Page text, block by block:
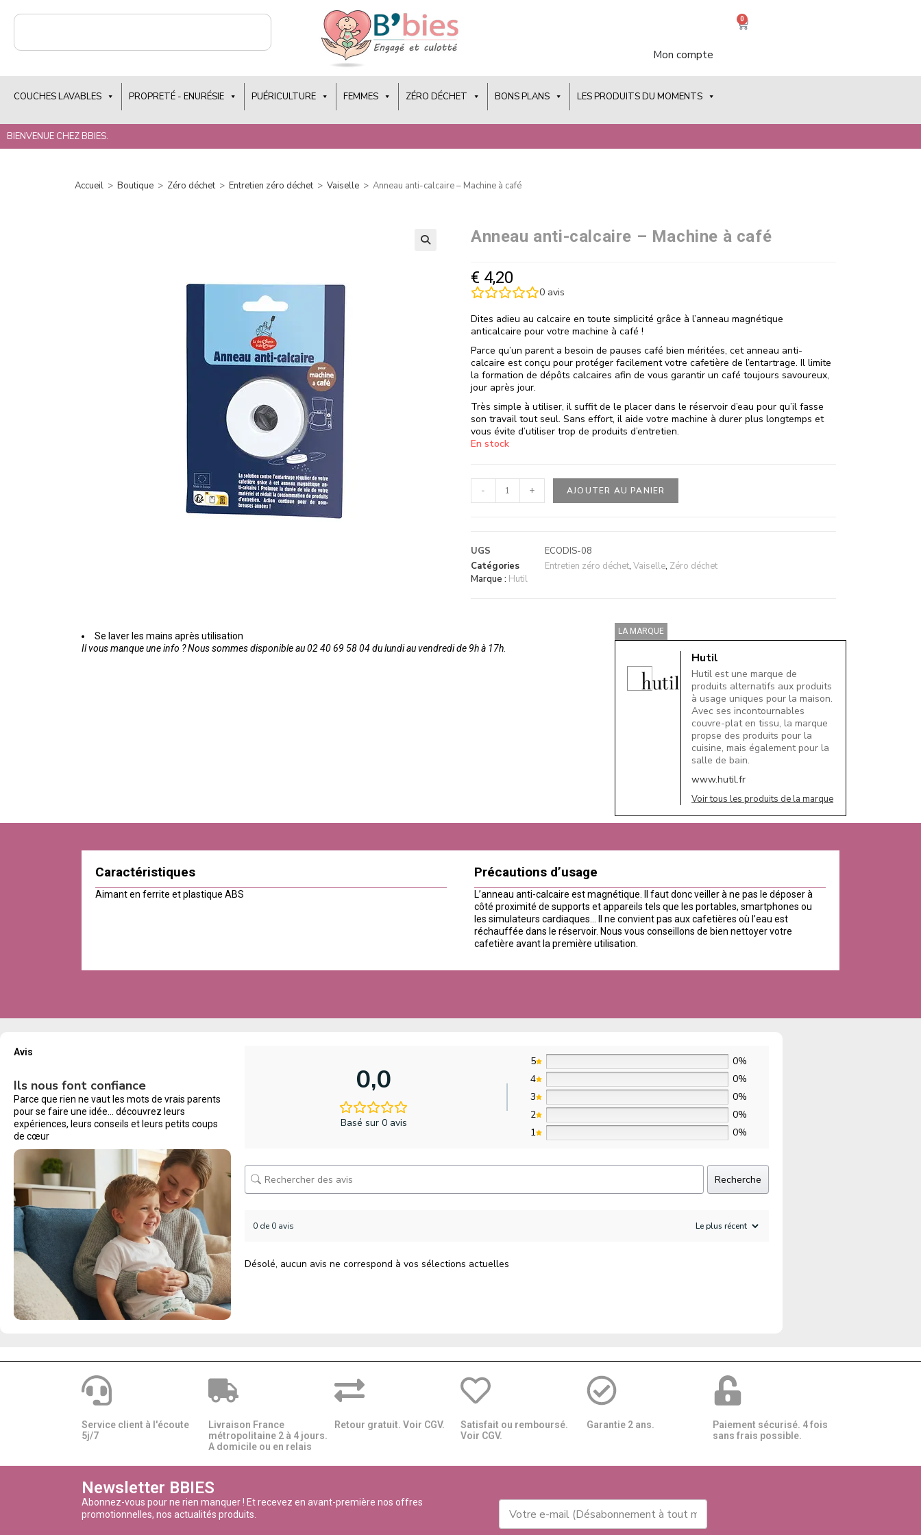
Mon compte
0
COUCHES LAVABLES PROPRETÉ - ENURÉSIE PUÉRICULTURE FEMMES ZÉRO DÉCHET BONS PLANS LES PRODUITS DU MOMENTS
BIENVENUE CHEZ BBIES.
Accueil > Boutique > Zéro déchet > Entretien zéro déchet > Vaiselle > Anneau anti-calcaire – Machine à café
Anneau anti-calcaire – Machine à café
€ 4,20
0avis
Dites adieu au calcaire en toute simplicité grâce à l’anneau magnétique
anticalcaire pour votre machine à café !
Parce qu’un parent a besoin de pauses café bien méritées, cet anneau anti-
calcaire est conçu pour protéger facilement votre cafetière de l’entartrage. Il limite
la formation de dépôts calcaires afin de vous garantir un café toujours savoureux,
jour après jour.
Très simple à utiliser, il suffit de le placer dans le réservoir d’eau pour qu’il fasse
son travail tout seul. Sans effort, il aide votre machine à durer plus longtemps et
vous évite d’utiliser trop de produits d’entretien.
En stock
- + AJOUTER AU PANIER
UGS
ECODIS-08
Catégories
Entretien zéro déchet, Vaiselle, Zéro déchet
Marque : Hutil
Se laver les mains après utilisation
Il vous manque une info ? Nous sommes disponible au 02 40 69 58 04 du lundi au vendredi de 9h à 17h.
LA MARQUE
Hutil
Hutil est une marque de
produits alternatifs aux produits
à usage uniques pour la maison.
Avec ses incontournables
couvre-plat en tissu, la marque
propse des produits pour la
cuisine, mais également pour la
salle de bain.
www.hutil.fr
Voir tous les produits de la marque
Caractéristiques
Aimant en ferrite et plastique ABS
Précautions d’usage
L’anneau anti-calcaire est magnétique. Il faut donc veiller à ne pas le déposer à
côté proximité de supports et appareils tels que les portables, smartphones ou
les simulateurs cardiaques… Il ne convient pas aux cafetières où l’eau est
réchauffée dans le réservoir. Nous vous conseillons de bien nettoyer votre
cafetière avant la première utilisation.
Avis
Ils nous font confiance
Parce que rien ne vaut les mots de vrais parents
pour se faire une idée… découvrez leurs
expériences, leurs conseils et leurs petits coups
de cœur
0,0
Basé sur 0 avis
5
0%
4
0%
3
0%
2
0%
1
0%
Recherche
0 de 0 avis
Désolé, aucun avis ne correspond à vos sélections actuelles
Service client à l'écoute
5j/7
Livraison France
métropolitaine 2 à 4 jours.
A domicile ou en relais​​
Retour gratuit. Voir CGV.
Satisfait ou remboursé.
Voir CGV.
Garantie 2 ans.
Paiement sécurisé. 4 fois
sans frais possible.
Newsletter BBIES
Abonnez-vous pour ne rien manquer ! Et recevez en avant-première nos offres
promotionnelles, nos actualités produits.